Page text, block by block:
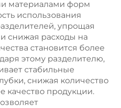
материалами форм
использования
упрощая
снижая расходы на
становится более
этому разделителю,
стабильные
снижая количество
качество продукции.